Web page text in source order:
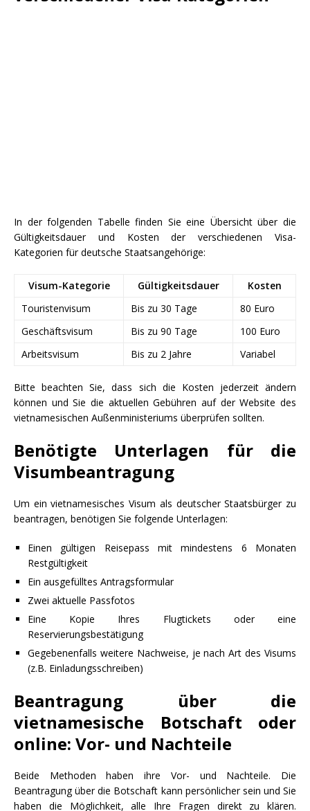
In der folgenden Tabelle finden Sie eine Übersicht über die
Gültigkeitsdauer und Kosten der verschiedenen Visa-
Kategorien für deutsche Staatsangehörige:
Visum-Kategorie Gültigkeitsdauer
Kosten
Touristenvisum
Bis zu 30 Tage
80 Euro
Geschäftsvisum
Bis zu 90 Tage
100 Euro
Arbeitsvisum
Bis zu 2 Jahre Variabel
Bitte beachten Sie, dass sich die Kosten jederzeit ändern
können und Sie die aktuellen Gebühren auf der Website des
vietnamesischen Außenministeriums überprüfen sollten.
Benötigte Unterlagen für die
Visumbeantragung
Um ein vietnamesisches Visum als deutscher Staatsbürger zu
beantragen, benötigen Sie folgende Unterlagen:
Einen gültigen Reisepass mit mindestens 6 Monaten
Restgültigkeit
Ein ausgefülltes Antragsformular
Zwei aktuelle Passfotos
Eine Kopie Ihres Flugtickets oder eine
Reservierungsbestätigung
Gegebenenfalls weitere Nachweise, je nach Art des Visums
(z.B. Einladungsschreiben)
Beantragung über die
vietnamesische Botschaft oder
online: Vor- und Nachteile
Beide Methoden haben ihre Vor- und Nachteile. Die
Beantragung über die Botschaft kann persönlicher sein und Sie
haben die Möglichkeit, alle Ihre Fragen direkt zu klären.